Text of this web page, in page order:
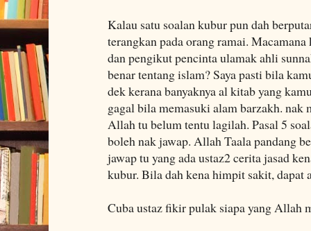
Kalau satu soalan kubur pun dah
terangkan pada orang ramai.
dan pengikut pencinta ulamak ahli
benar tentang islam? Saya pasti bila
dek kerana banyaknya al kitab yang
gagal bila memasuki alam barzakh. nak
Allah tu belum tentu lagilah. Pasal 5
boleh nak jawap. Allah Taala pandang
jawap tu yang ada ustaz2 cerita jasad
kubur. Bila dah kena himpit sakit, dapat
Cuba ustaz fikir pulak siapa yang Allah